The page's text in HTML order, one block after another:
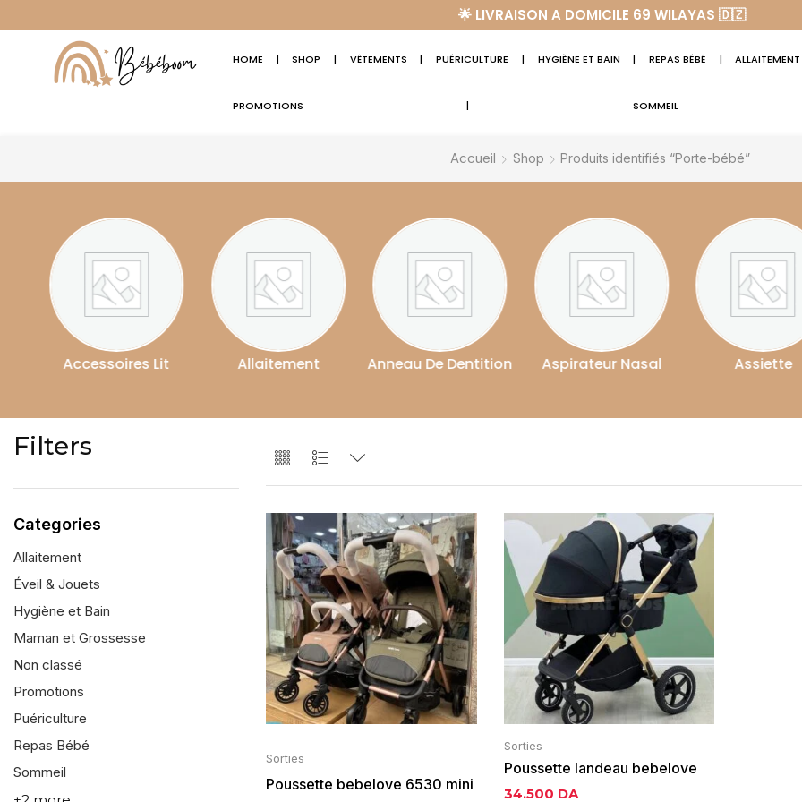
🌟 LIVRAISON A DOMICILE 69 WILAYAS 🇩🇿
HOME | SHOP | VÊTEMENTS | PUÉRICULTURE | HYGIÈNE ET BAIN | REPAS BÉBÉ | ALLAITEMENT
PROMOTIONS | SOMMEIL
Accueil Shop Produits identifiés “Porte-bébé”
Lit Allaitement Anneau De Dentition Aspirateur Nasal Assiette
Filters
Categories
Allaitement
Éveil & Jouets
Hygiène et Bain
Maman et Grossesse
Non classé
Promotions
Puériculture
Repas Bébé
Sommeil
Sorties
Poussette bebelove 6530 mini
Sorties
Poussette landeau bebelove
H2X
34.500 DA